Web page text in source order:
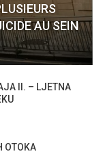
AU SEIN
II. – LJETNA
OTOKA